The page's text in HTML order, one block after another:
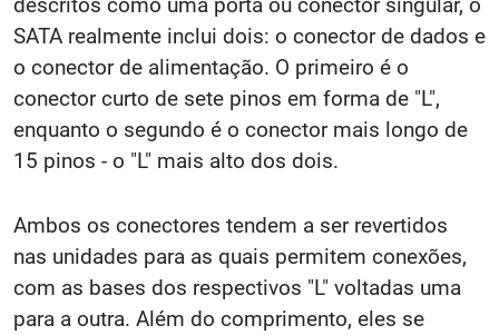
SATA realmente inclui dois: o conector de dados e
o conector de alimentação. O primeiro é o
conector curto de sete pinos em forma de "L",
enquanto o segundo é o conector mais longo de
15 pinos - o "L" mais alto dos dois.
Ambos os conectores tendem a ser revertidos
nas unidades para as quais permitem conexões,
com as bases dos respectivos "L" voltadas uma
para a outra. Além do comprimento, eles se